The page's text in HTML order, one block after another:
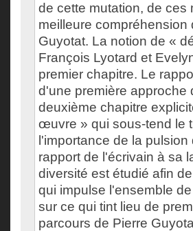
de cette mutation, de ces
meilleure
Guyotat. La notion de «
François Lyotard et
premier chapitre. Le
d'une première approche
deuxième chapitre
œuvre » qui sous-tend le
l'importance de la
rapport de l'écrivain à sa
diversité est étudié afin
qui impulse l'ensemble
sur ce qui tint lieu de
parcours de Pierre